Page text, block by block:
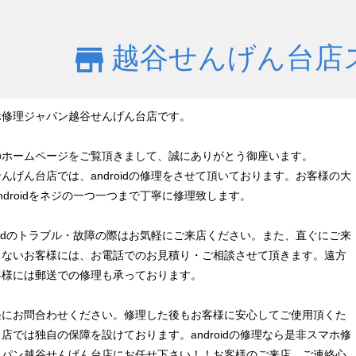
越谷せんげん台店
理ジャパン越谷せんげん台店です。
ームページをご覧頂きまして、誠にありがとう御座います。
げん台店では、androidの修理をさせて頂いております。お客様の大
をネジの一つ一つまで丁寧に修理致します。
のトラブル・故障の際はお気軽にご来店ください。また、直ぐにご来
いお客様には、お電話でのお見積り・ご相談させて頂きます。遠方
には郵送での修理も承っております。
お問合わせください。修理した後もお客様に安心してご使用頂くた
では独自の保障を設けております。androidの修理なら是非スマホ修